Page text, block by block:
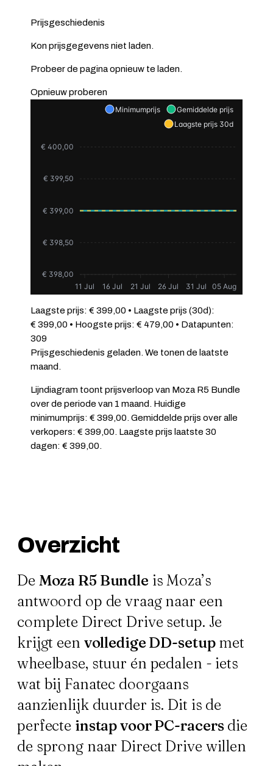
Prijsgeschiedenis
Kon prijsgegevens niet laden.
Probeer de pagina opnieuw te laden.
Opnieuw proberen
€ 400,00
€ 399,50
€ 399,00
€ 398,50
€ 398,00
11 Jul
16 Jul 21 Jul 26 Jul 31 Jul 05 Aug
Minimumprijs
Gemiddelde prijs
Laagste prijs 30d
Laagste prijs: € 399,00 • Laagste prijs (30d):
€ 399,00 • Hoogste prijs: € 479,00 • Datapunten:
309
Prijsgeschiedenis geladen. We tonen de laatste
maand.
Lijndiagram toont prijsverloop van Moza R5 Bundle
over de periode van 1 maand. Huidige
minimumprijs: € 399,00. Gemiddelde prijs over alle
verkopers: € 399,00. Laagste prijs laatste 30
dagen: € 399,00.
Overzicht
De Moza R5 Bundle is Moza’s
antwoord op de vraag naar een
complete Direct Drive setup. Je
krijgt een volledige DD-setupmet
wheelbase, stuur én pedalen - iets
wat bij Fanatec doorgaans
aanzienlijk duurder is. Dit is de
perfecte instap voor PC-racersdie
de sprong naar Direct Drive willen